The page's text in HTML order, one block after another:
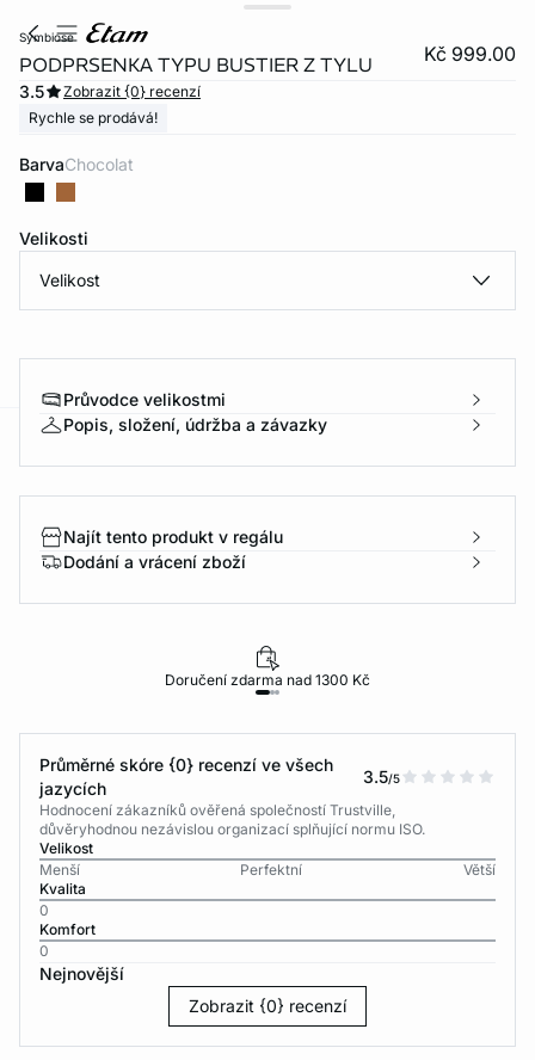
symbiose
PODPRSENKA TYPU BUSTIER Z TYLU Kč 999.00
3.5
Zobrazit {0} recenzí
Rychle se prodává!
Barva chocolat
Velikosti
Velikost
Průvodce velikostmi
Popis, složení, údržba a závazky
Najít tento produkt v regálu
Dodání a vrácení zboží
Doručení zdarma nad 1300 Kč
Průměrné skóre {0} recenzí ve všech
jazycích
3.5/5
Hodnocení zákazníků ověřená společností Trustville,
důvěryhodnou nezávislou organizací splňující normu ISO.
Velikost
Menší
Perfektní
Větší
Kvalita
0
Komfort
0
Nejnovější
Zobrazit {0} recenzí